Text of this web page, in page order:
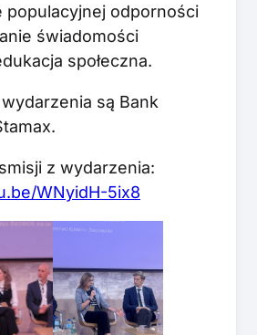
populacyjnej odporności
świadomości
społeczna.
są Bank
z wydarzenia:
WNyidH-5ix8